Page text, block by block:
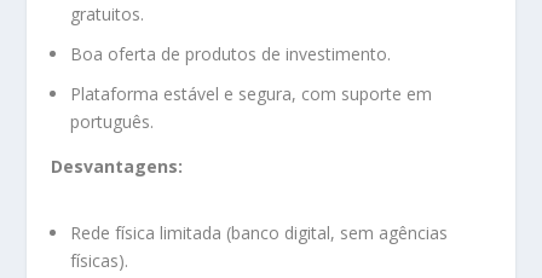
gratuitos.
Boa oferta de produtos de investimento.
Plataforma estável e segura, com suporte em
português.
Desvantagens:
Rede física limitada (banco digital, sem agências
físicas).